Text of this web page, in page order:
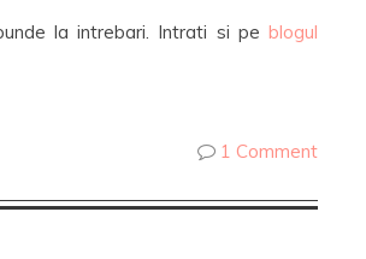
la intrebari. Intrati si pe blogul
1 Comment